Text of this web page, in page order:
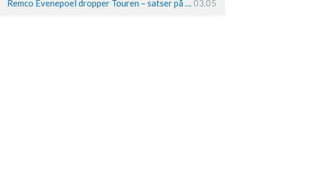
Remco Evenepoel dropper Touren – satser på OL og Vueltaen 03.05